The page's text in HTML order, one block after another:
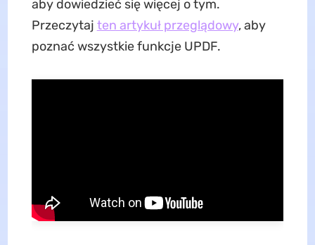
aby dowiedzieć się więcej o tym.
Przeczytaj ten artykuł przeglądowy, aby
poznać wszystkie funkcje UPDF.